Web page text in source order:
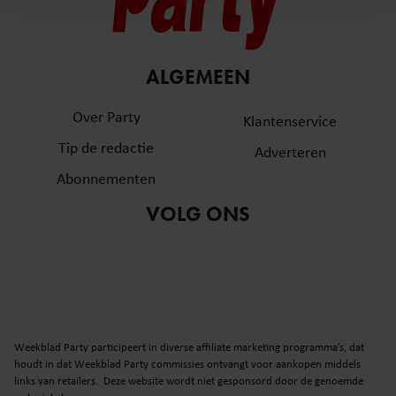
en om ons websiteverkeer te analyseren. Ook delen we
informatie over uw gebruik van onze site met onze
partners kunnen deze gegevens combineren met andere
verzameld op basis van uw gebruik van hun services. U
gaat akkoord met onze cookies als u onze website blijft
ALGEMEEN
Over Party
Tip de redactie
Abonnementen
Klantenservice
Adverteren
VOLG ONS
Weekblad Party participeert in diverse affiliate marketing programma’s, dat
houdt in dat Weekblad Party commissies ontvangt voor aankopen middels
links van retailers. Deze website wordt niet gesponsord door de genoemde